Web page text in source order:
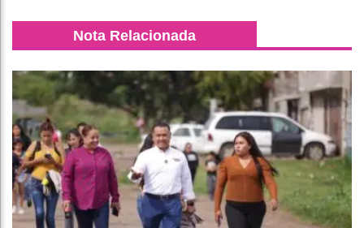
Nota Relacionada